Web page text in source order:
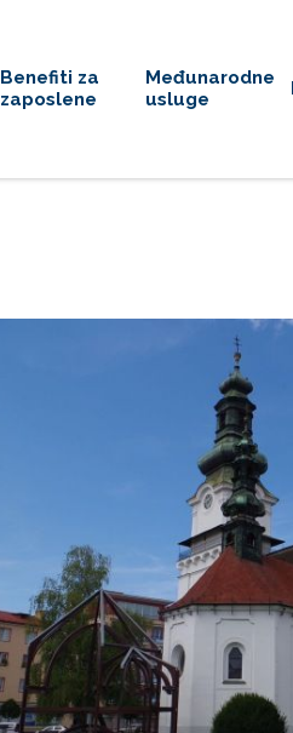
Benefiti za
zaposlene
Međunarodne
usluge